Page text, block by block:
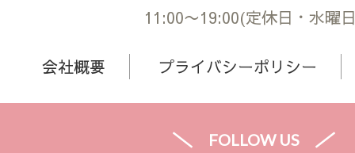
11:00〜19:00(定休日・水曜
会社概要 プライバシーポリシー
FOLLOW US